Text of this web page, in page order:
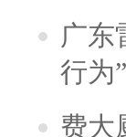
广东
行为
费大